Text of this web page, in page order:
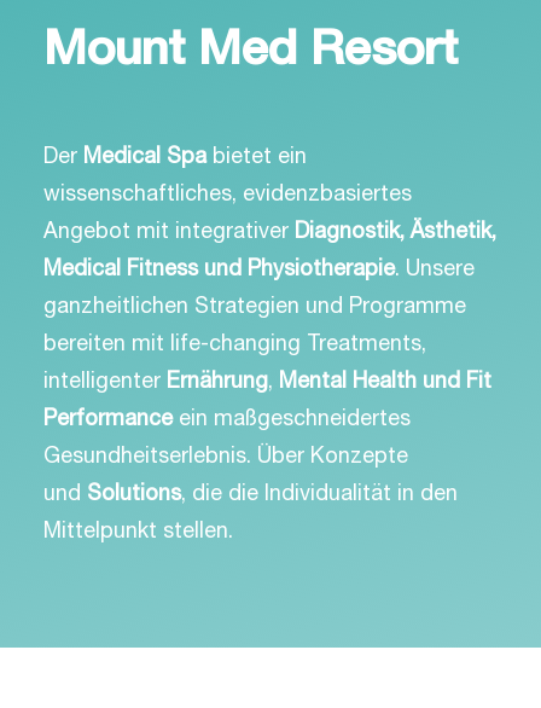
Mount Med Resort
Der Medical Spabietet ein
wissenschaftliches, evidenzbasiertes
Angebot mit integrativer Diagnostik, Ästhetik,
Medical Fitness und Physiotherapie. Unsere
ganzheitlichen Strategien und Programme
bereiten mit life-changing Treatments,
intelligenter Ernährung, Mental Health und Fit
Performance ein maßgeschneidertes
Gesundheitserlebnis. Über Konzepte
und Solutions, die die Individualität in den
Mittelpunkt stellen.